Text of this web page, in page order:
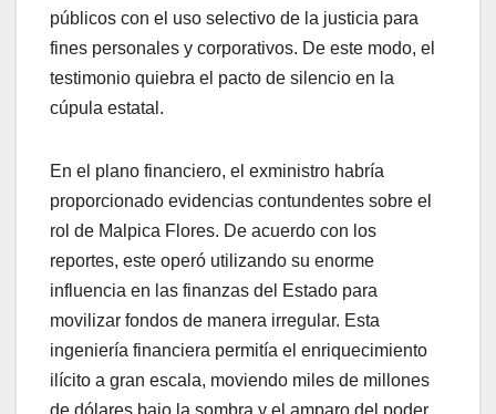
públicos con el uso selectivo de la justicia para
fines personales y corporativos. De este modo, el
testimonio quiebra el pacto de silencio en la
cúpula estatal.
​En el plano financiero, el exministro habría
proporcionado evidencias contundentes sobre el
rol de Malpica Flores. De acuerdo con los
reportes, este operó utilizando su enorme
influencia en las finanzas del Estado para
movilizar fondos de manera irregular. Esta
ingeniería financiera permitía el enriquecimiento
ilícito a gran escala, moviendo miles de millones